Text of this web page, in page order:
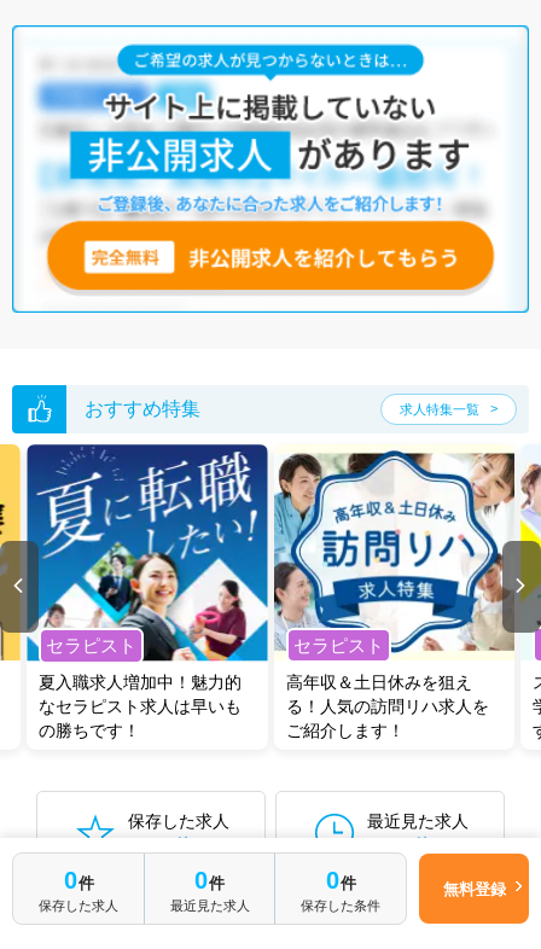
おすすめ特集 求人特集一覧
セラピスト
夏入職求人増加中！魅力的
なセラピスト求人は早いも
の勝ちです！
セラピスト
高年収＆土日休みを狙え
る！人気の訪問リハ求人を
ご紹介します！
保存した求人
0件
最近見た求人
0件
保存した検索条件から再検索する
0件
保存した求人
0件
最近見た求人
0件
保存した条件
無料登録